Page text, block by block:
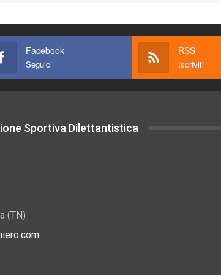
Facebook
Seguici
RSS
Iscriviti
Sportiva Dilettantistica
(TN)